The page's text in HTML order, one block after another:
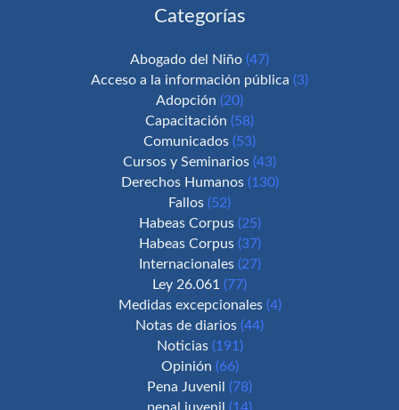
Categorías
Abogado del Niño (47)
Acceso a la información pública (3)
Adopción (20)
Capacitación (58)
Comunicados (53)
Cursos y Seminarios (43)
Derechos Humanos(130)
Fallos (52)
Habeas Corpus(25)
Habeas Corpus(37)
Internacionales(27)
Ley 26.061 (77)
Medidas excepcionales(4)
Notas de diarios (44)
Noticias(191)
Opinión (66)
Pena Juvenil (78)